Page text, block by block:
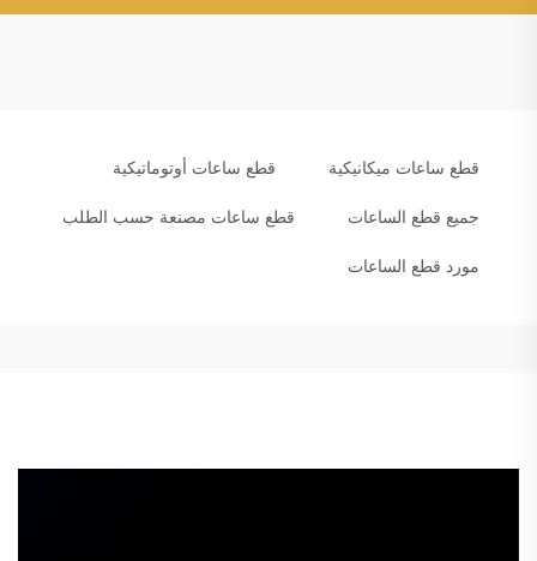
قطع ساعات ميكانيكية قطع ساعات أوتوماتيكية
جميع قطع الساعات قطع ساعات مصنعة حسب الطلب
مورد قطع الساعات